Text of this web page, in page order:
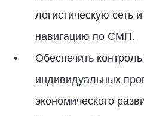
логистическую сеть
навигацию по СМП.
Обеспечить
индивидуальных
экономического